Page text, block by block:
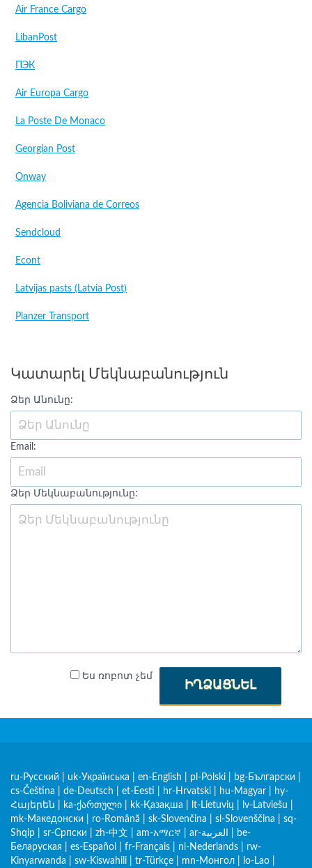
Air France Cargo
LibanPost
ПЭК
Air Europa Cargo
La Poste De Monaco
Georgian Post
Onway
Agencia Boliviana de Correos
Sendcloud
Econt
Latvijas pasts (Latvia Post)
Planzer Transport
Կատարել Մեկնաբանություն
Ձեր Անունը:
Email:
Ձեր Մեկնաբանությունը:
Ես ռոբոտ չեմ
ԻՂՁԱՑՆԵԼ
ru-Русский uk-Українська en-English pl-Polski bg-Български
cs-Čeština
de-Deutsch et-Eesti hr-Hrvatski hu-Magyar
hy-
Հայերեն
ka-ქართული kk-Қазақша lt-Lietuvių lv-Latviešu
mk-Македонски
ro-Română sk-Slovenčina sl-Slovenščina
sq-
Shqip
sr-Српски zh-中文 am-አማርኛ ar-العربية
be-
Беларуская
es-Español fr-Français nl-Nederlands
rw-
Kinyarwanda
sw-Kiswahili tr-Türkçe mn-Монгол lo-Lao